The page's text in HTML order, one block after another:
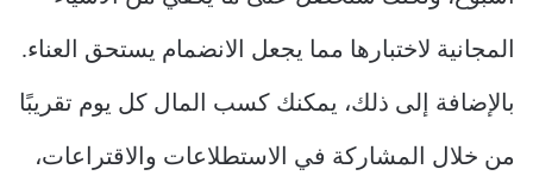
المجانية لاختبارها مما يجعل الانضمام يستحق العناء.
بالإضافة إلى ذلك، يمكنك كسب المال كل يوم تقريبًا
من خلال المشاركة في الاستطلاعات والاقتراعات،